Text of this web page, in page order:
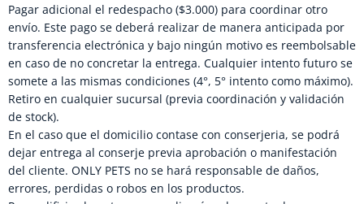
Pagar adicional el redespacho ($3.000) para coordinar otro
envío. Este pago se deberá realizar de manera anticipada por
transferencia electrónica y bajo ningún motivo es reembolsable
en caso de no concretar la entrega. Cualquier intento futuro se
somete a las mismas condiciones (4°, 5° intento como máximo).
Retiro en cualquier sucursal (previa coordinación y validación
de stock).
En el caso que el domicilio contase con conserjeria, se podrá
dejar entrega al conserje previa aprobación o manifestación
del cliente. ONLY PETS no se hará responsable de daños,
errores, perdidas o robos en los productos.